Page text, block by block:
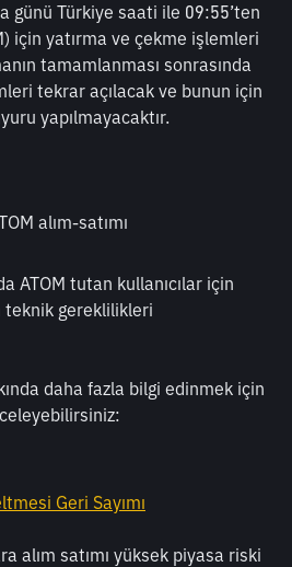
günü Türkiye saati ile 09:55’ten
için yatırma ve çekme işlemleri
tamamlanması sonrasında
tekrar açılacak ve bunun için
yapılmayacaktır.
alım-satımı
ATOM tutan kullanıcılar için
teknik gereklilikleri
daha fazla bilgi edinmek için
Geri Sayımı
alım satımı yüksek piyasa riski